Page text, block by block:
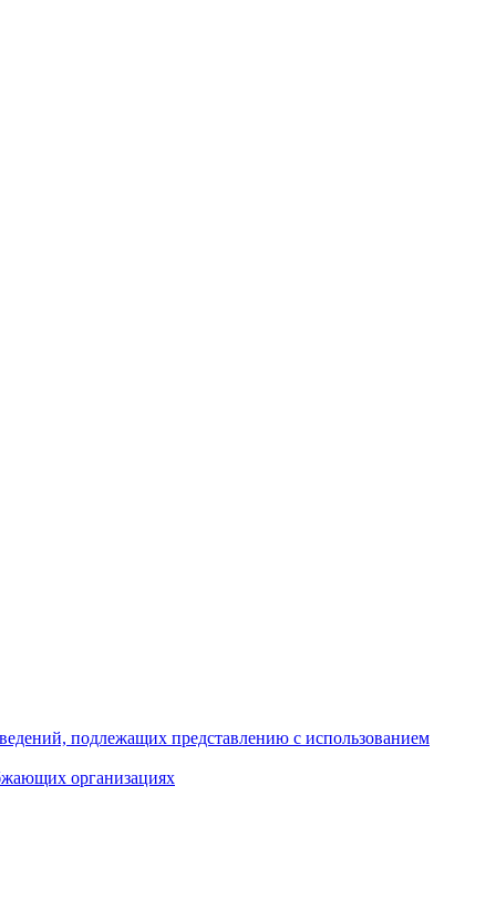
подлежащих представлению с использованием
организациях